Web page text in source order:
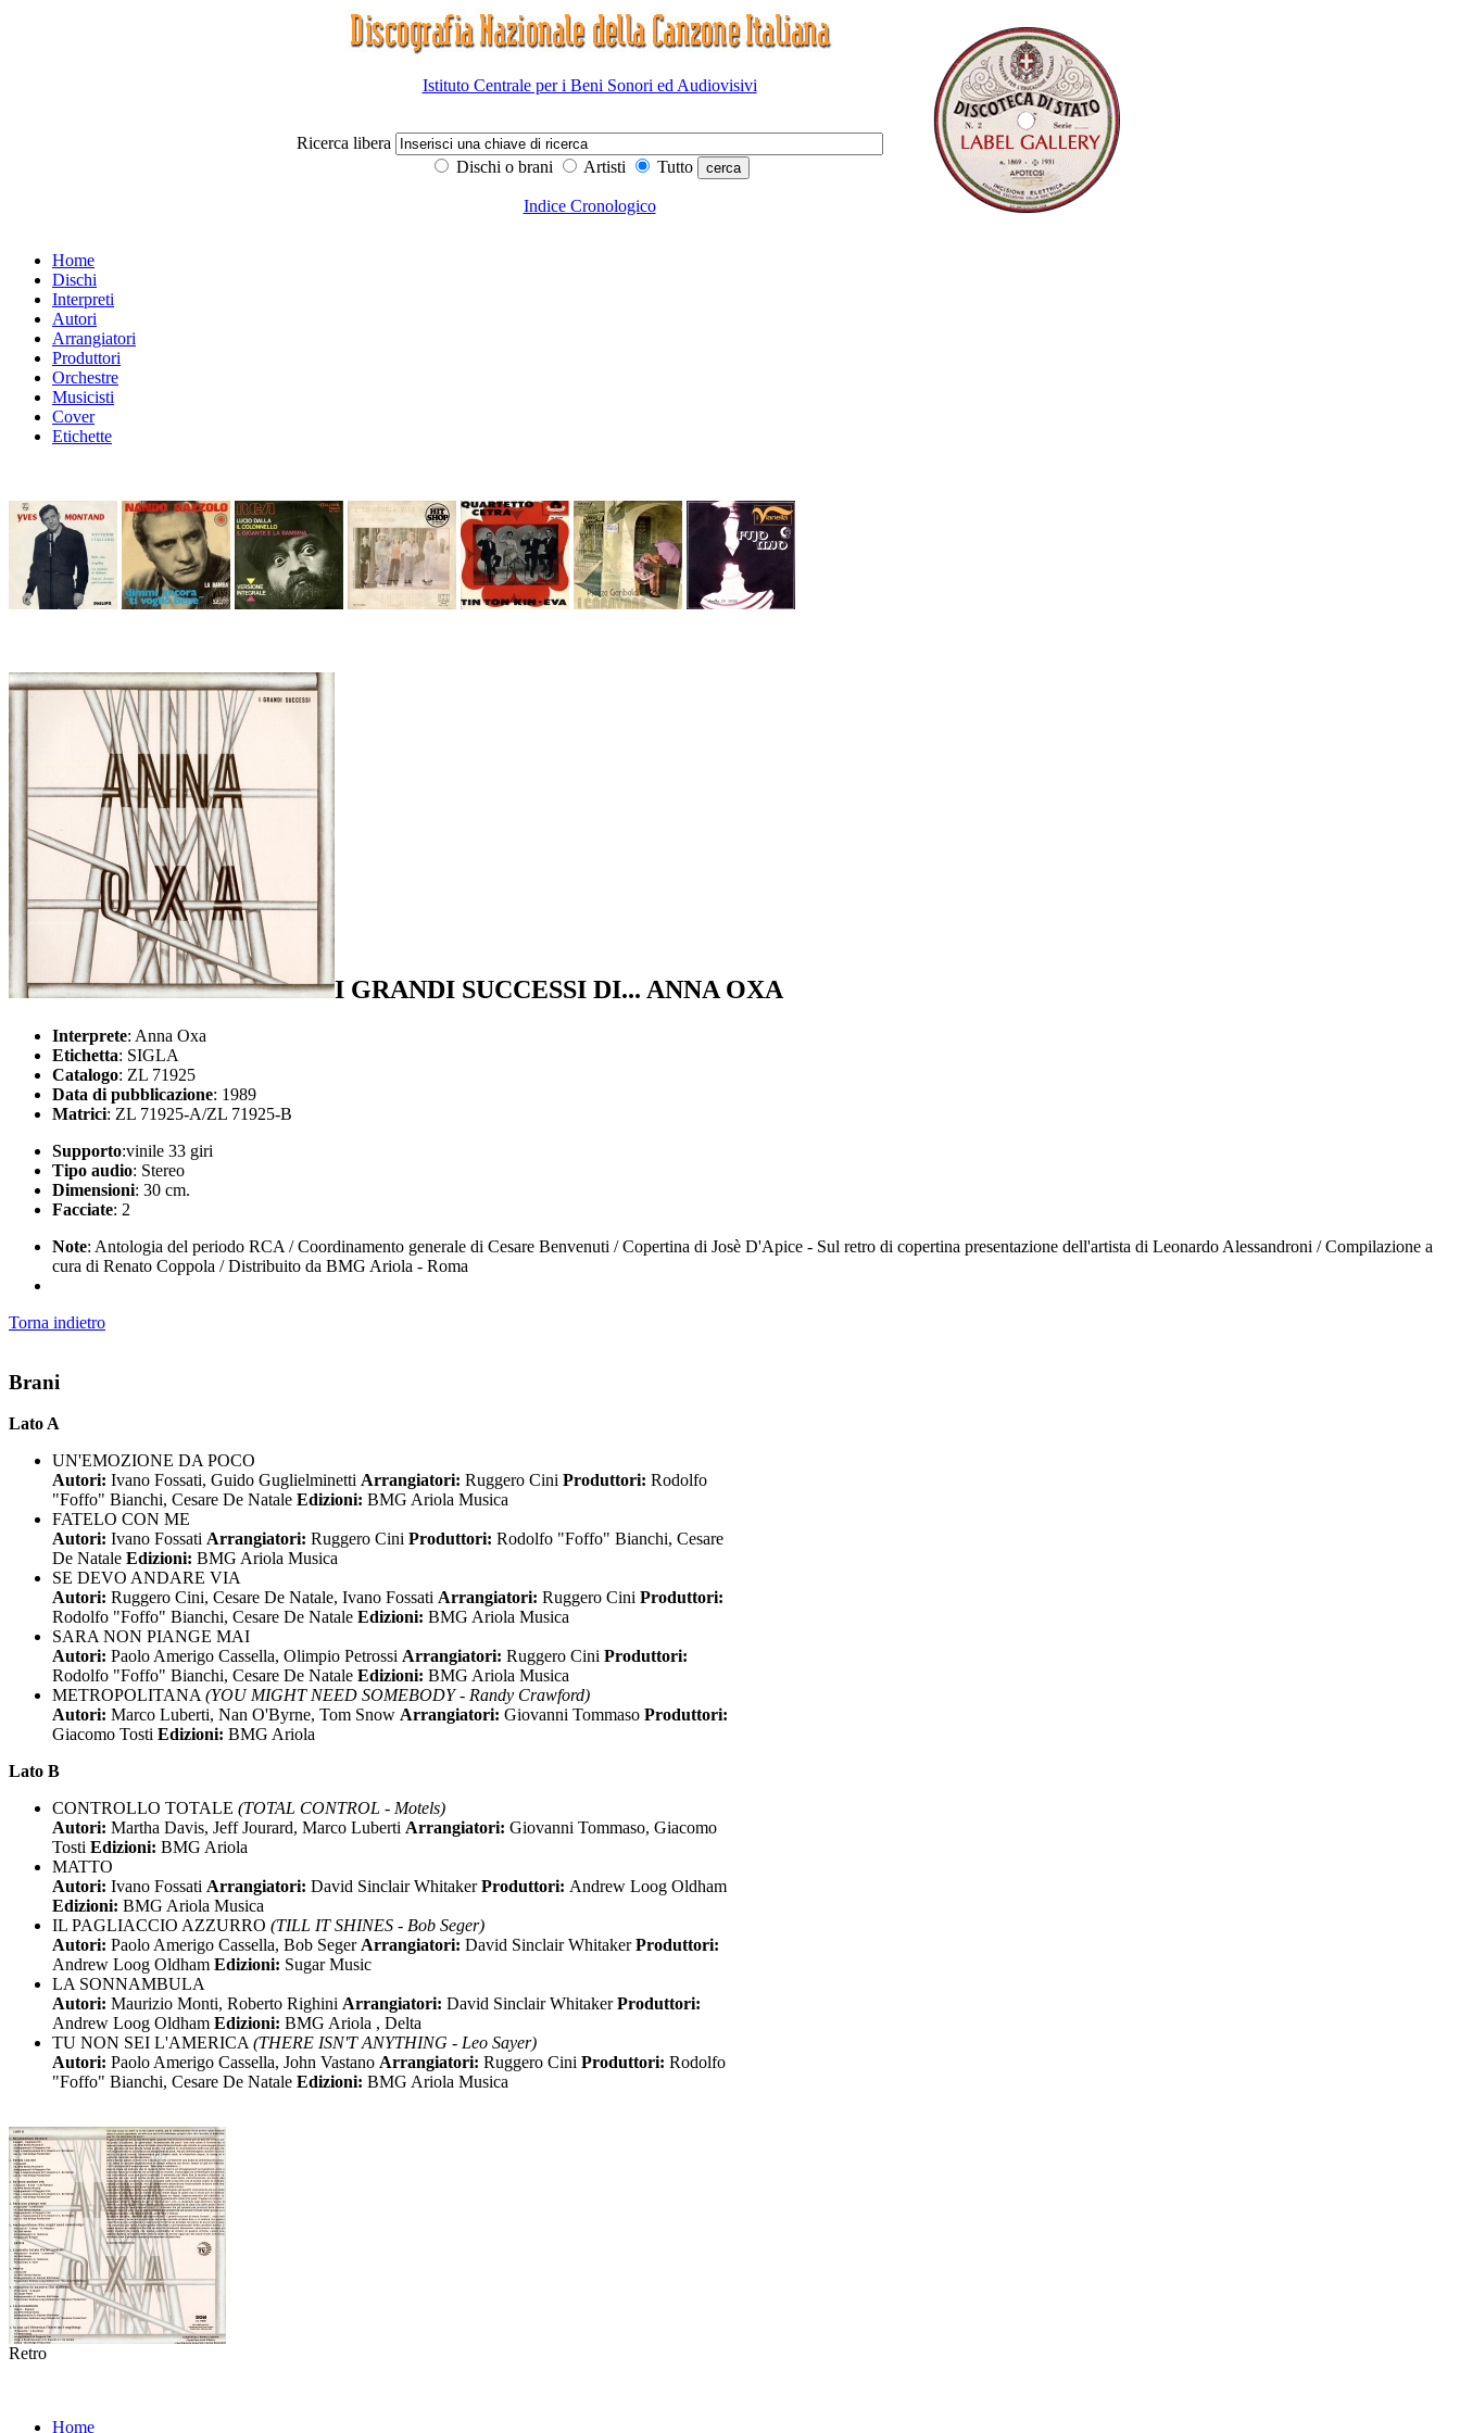
Istituto Centrale per i Beni Sonori ed Audiovisivi
Ricerca libera
Dischi o brani
Artisti Tutto
Indice Cronologico
Home
Dischi
Interpreti
Autori
Arrangiatori
Produttori
Orchestre
Musicisti
Cover
Etichette
I GRANDI SUCCESSI DI... ANNA OXA
Interprete: Anna Oxa
Etichetta: SIGLA
Catalogo: ZL 71925
Data di pubblicazione: 1989
Matrici: ZL 71925-A/ZL 71925-B
Supporto:vinile 33 giri
Tipo audio: Stereo
Dimensioni: 30 cm.
Facciate: 2
Note: Antologia del periodo RCA / Coordinamento generale di Cesare Benvenuti / Copertina di Josè D'Apice - Sul retro di copertina presentazione dell'artista di Leonardo Alessandroni / Compilazione a
cura di Renato Coppola / Distribuito da BMG Ariola - Roma
Torna indietro
Brani
Lato A
UN'EMOZIONE DA POCO
Autori: Ivano Fossati, Guido Guglielminetti Arrangiatori: Ruggero Cini Produttori: Rodolfo
"Foffo" Bianchi, Cesare De Natale Edizioni: BMG Ariola Musica
FATELO CON ME
Autori: Ivano Fossati Arrangiatori: Ruggero Cini Produttori: Rodolfo "Foffo" Bianchi, Cesare
De Natale Edizioni: BMG Ariola Musica
SE DEVO ANDARE VIA
Autori: Ruggero Cini, Cesare De Natale, Ivano Fossati Arrangiatori: Ruggero Cini Produttori:
Rodolfo "Foffo" Bianchi, Cesare De Natale Edizioni: BMG Ariola Musica
SARA NON PIANGE MAI
Autori: Paolo Amerigo Cassella, Olimpio Petrossi Arrangiatori: Ruggero Cini Produttori:
Rodolfo "Foffo" Bianchi, Cesare De Natale Edizioni: BMG Ariola Musica
METROPOLITANA (YOU MIGHT NEED SOMEBODY - Randy Crawford)
Autori: Marco Luberti, Nan O'Byrne, Tom Snow Arrangiatori: Giovanni Tommaso Produttori:
Giacomo Tosti Edizioni: BMG Ariola
Lato B
CONTROLLO TOTALE (TOTAL CONTROL - Motels)
Autori: Martha Davis, Jeff Jourard, Marco Luberti Arrangiatori: Giovanni Tommaso, Giacomo
Tosti Edizioni: BMG Ariola
MATTO
Autori: Ivano Fossati Arrangiatori: David Sinclair WhitakerProduttori: Andrew Loog Oldham
Edizioni: BMG Ariola Musica
IL PAGLIACCIO AZZURRO (TILL IT SHINES - Bob Seger)
Autori: Paolo Amerigo Cassella, Bob Seger Arrangiatori: David Sinclair WhitakerProduttori:
Andrew Loog Oldham Edizioni: Sugar Music
LA SONNAMBULA
Autori: Maurizio Monti, Roberto Righini Arrangiatori: David Sinclair WhitakerProduttori:
Andrew Loog Oldham Edizioni: BMG Ariola , Delta
TU NON SEI L'AMERICA (THERE ISN'T ANYTHING - Leo Sayer)
Autori: Paolo Amerigo Cassella, John Vastano Arrangiatori: Ruggero Cini Produttori: Rodolfo
"Foffo" Bianchi, Cesare De Natale Edizioni: BMG Ariola Musica
Retro
Home